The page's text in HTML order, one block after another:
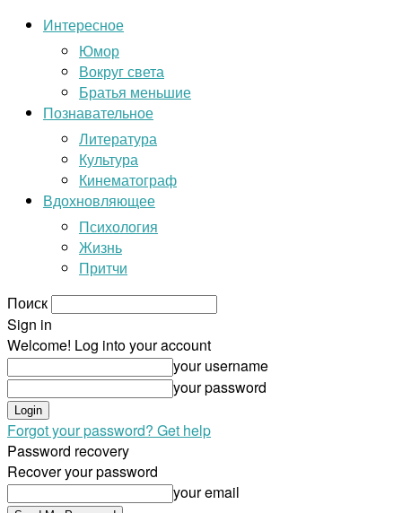
Интересное
Юмор
Вокруг света
Братья меньшие
Познавательное
Литература
Культура
Кинематограф
Вдохновляющее
Психология
Жизнь
Притчи
Поиск
Sign in
Welcome! Log into your account
your username
your password
Forgot your password? Get help
Password recovery
Recover your password
your email